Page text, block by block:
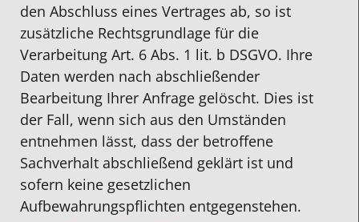
den Abschluss eines Vertrages ab, so ist
zusätzliche Rechtsgrundlage für die
Verarbeitung Art. 6 Abs. 1 lit. b DSGVO. Ihre
Daten werden nach abschließender
Bearbeitung Ihrer Anfrage gelöscht. Dies ist
der Fall, wenn sich aus den Umständen
entnehmen lässt, dass der betroffene
Sachverhalt abschließend geklärt ist und
sofern keine gesetzlichen
Aufbewahrungspflichten entgegenstehen.